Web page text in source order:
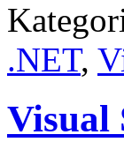
.NET,
Visual